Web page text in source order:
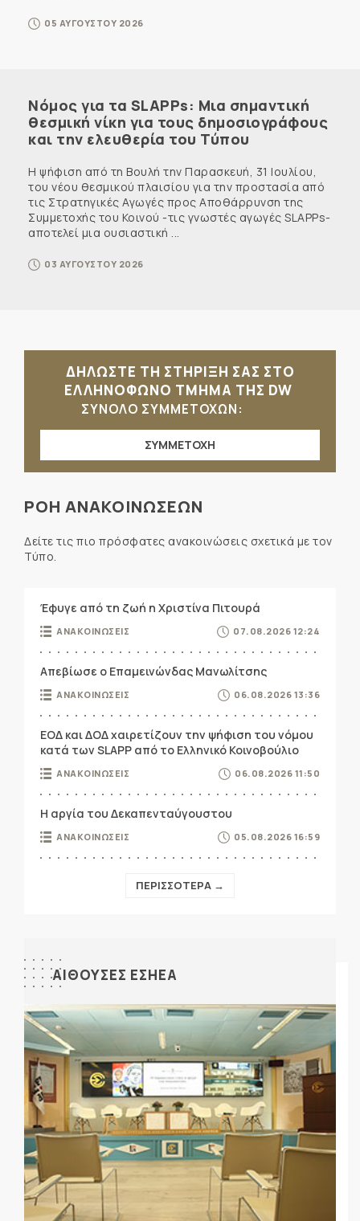
05 ΑΥΓΟΥΣΤΟΥ 2026
Νόμος για τα SLAPPs: Μια σημαντική
θεσμική νίκη για τους δημοσιογράφους
και την ελευθερία του Τύπου
Η ψήφιση από τη Βουλή την Παρασκευή, 31 Ιουλίου,
του νέου θεσμικού πλαισίου για την προστασία από
τις Στρατηγικές Αγωγές προς Αποθάρρυνση της
Συμμετοχής του Κοινού -τις γνωστές αγωγές SLAPPs-
αποτελεί μια ουσιαστική ...
03 ΑΥΓΟΥΣΤΟΥ 2026
ΔΗΛΩΣΤΕ ΤΗ ΣΤΗΡΙΞΗ ΣΑΣ ΣΤΟ
ΕΛΛΗΝΟΦΩΝΟ ΤΜΗΜΑ ΤΗΣ DW
ΣΥΝΟΛΟ ΣΥΜΜΕΤΟΧΩΝ:
ΣΥΜΜΕΤΟΧΗ
ΡΟΗ ΑΝΑΚΟΙΝΩΣΕΩΝ
Δείτε τις πιο πρόσφατες ανακοινώσεις σχετικά με τον
Τύπο.
Έφυγε από τη ζωή η Χριστίνα Πιτουρά
ΑΝΑΚΟΙΝΩΣΕΙΣ 07.08.2026 12:24
Απεβίωσε ο Επαμεινώνδας Μανωλίτσης
ΑΝΑΚΟΙΝΩΣΕΙΣ 06.08.2026 13:36
ΕΟΔ και ΔΟΔ χαιρετίζουν την ψήφιση του νόμου
κατά των SLAPP από το Ελληνικό Κοινοβούλιο
ΑΝΑΚΟΙΝΩΣΕΙΣ 06.08.2026 11:50
Η αργία του Δεκαπενταύγουστου
ΑΝΑΚΟΙΝΩΣΕΙΣ 05.08.2026 16:59
ΠΕΡΙΣΣΟΤΕΡΑ →
ΑΙΘΟΥΣΕΣ ΕΣΗΕΑ